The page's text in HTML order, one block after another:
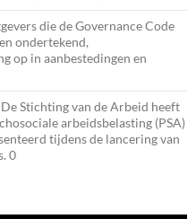
die de Governance Code
ondertekend,
op in aanbestedingen en
De Stichting van de Arbeid heeft
arbeidsbelasting (PSA)
tijdens de lancering van
0